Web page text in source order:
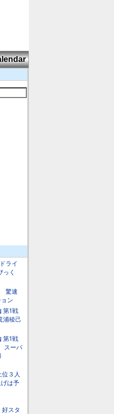
ライ
く
驚速
ン
第1戦
浦稜己
第1戦
スーパ
３人
は予
スタ